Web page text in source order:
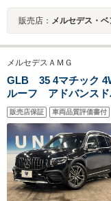
販売店： メルセデス・
メルセデスＡＭＧ
GLB 35 4マチック
ルーフ アドバンス
ケージ ナビゲーショ
スプレイ レーダーセ
チアルミ ETC
販売店保証 車両品質評価書付